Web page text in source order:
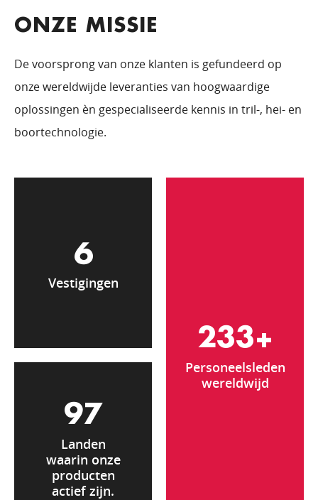
ONZE MISSIE
De voorsprong van onze klanten is gefundeerd op
onze wereldwijde leveranties van hoogwaardige
oplossingen èn gespecialiseerde kennis in tril-, hei- en
boortechnologie.
6
Vestigingen
97
Landen
waarin onze
producten
actief zijn.
250+
Personeelsleden
wereldwijd